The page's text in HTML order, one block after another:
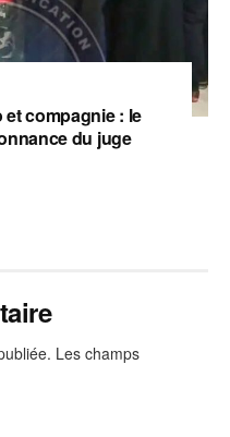
compagnie : le
du juge
Les champs